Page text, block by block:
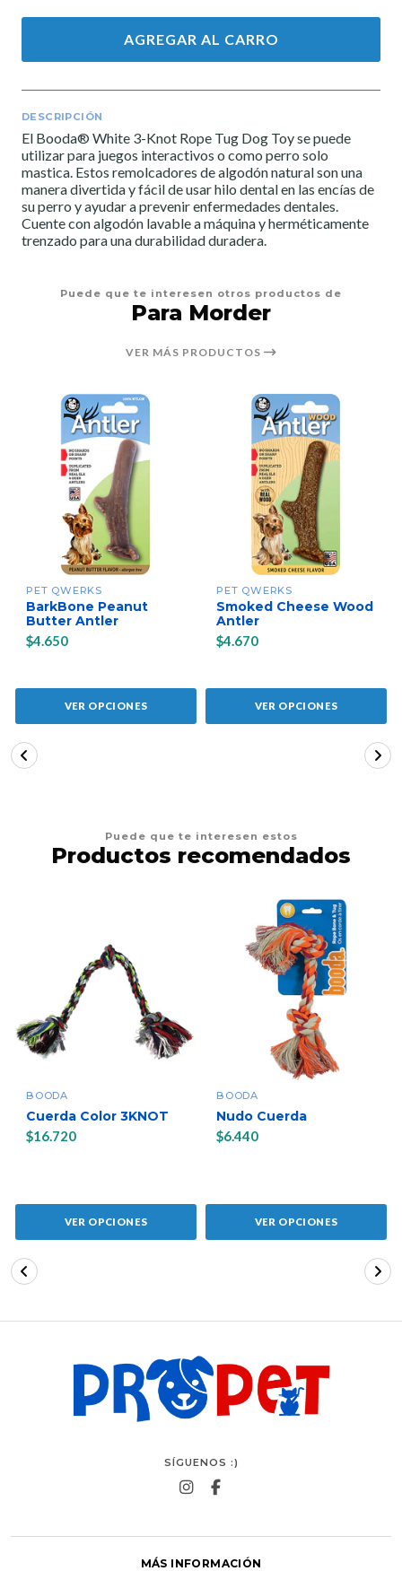
AGREGAR AL CARRO
DESCRIPCIÓN
El Booda® White 3-Knot Rope Tug Dog Toy se puede
utilizar para juegos interactivos o como perro solo
mastica. Estos remolcadores de algodón natural son una
manera divertida y fácil de usar hilo dental en las encías de
su perro y ayudar a prevenir enfermedades dentales.
Cuente con algodón lavable a máquina y herméticamente
trenzado para una durabilidad duradera.
Puede que te interesen otros productos de
Para Morder
VER MÁS PRODUCTOS
PET QWERKS
BarkBone Peanut
Butter Antler
$4.650
VER OPCIONES
PET QWERKS
Smoked Cheese Wood
Antler
$4.670
VER OPCIONES
Puede que te interesen estos
Productos recomendados
BOODA
Cuerda Color 3KNOT
$16.720
VER OPCIONES
BOODA
Nudo Cuerda
$6.440
VER OPCIONES
SÍGUENOS :)
MÁS INFORMACIÓN